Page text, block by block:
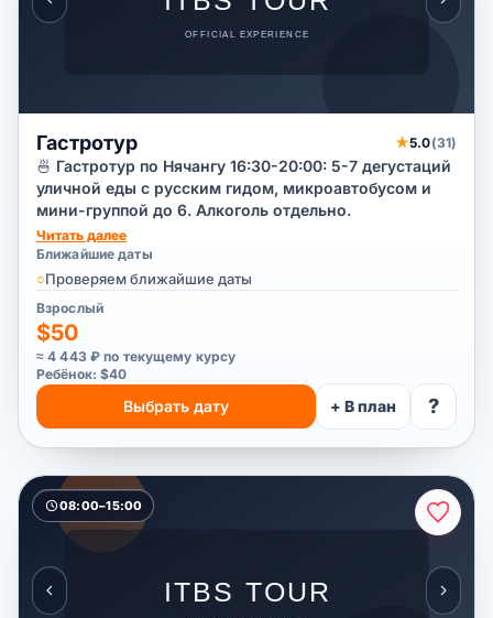
Гастротур ★5.0(31)
🍜 Гастротур по Нячангу 16:30-20:00: 5-7 дегустаций
уличной еды с русским гидом, микроавтобусом и
мини-группой до 6. Алкоголь отдельно.
Читать далее
Ближайшие даты
○Проверяем ближайшие даты
Взрослый
$50
≈ 4 443 ₽ по текущему курсу
Ребёнок: $40
Выбрать дату + В план ?
08:00–15:00